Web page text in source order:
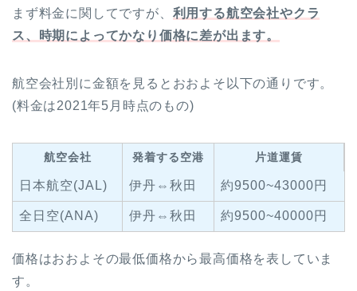
まず料金に関してですが、 利用する航空会社やクラ
ス、時期によってかなり価格に差が出ます。
航空会社別に金額を見るとおおよそ以下の通りです。
(料金は2021年5月時点のもの)
航空会社 発着する空港 片道運賃
日本航空(JAL) 伊丹⇔秋田 約9500~43000円
全日空(ANA) 伊丹⇔秋田 約9500~40000円
価格はおおよその最低価格から最高価格を表していま
す。